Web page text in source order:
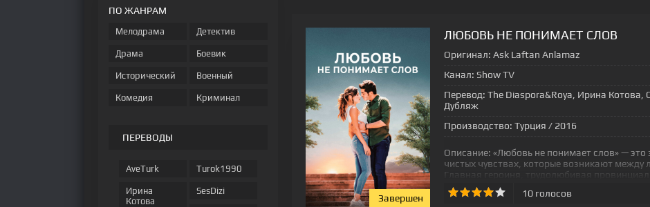
Завершен
ЛЮБОВЬ НЕ ПОНИМАЕТ СЛОВ
Оригинал: Ask Laftan Anlamaz
Канал: Show TV
Перевод: The Diaspora&Roya, Ирина Котова,
Дубляж
Производство: Турция / 2016
Описание: «Любовь не понимает слов» —
чистых чувствах, которые возникают
Главная героиня, трудолюбивая
10 голосов
ПО ЖАНРАМ
Мелодрама
Драма
Исторический
Комедия
Детектив
Боевик
Военный
Криминал
ПЕРЕВОДЫ
AveTurk
Ирина
Котова
Turok1990
SesDizi